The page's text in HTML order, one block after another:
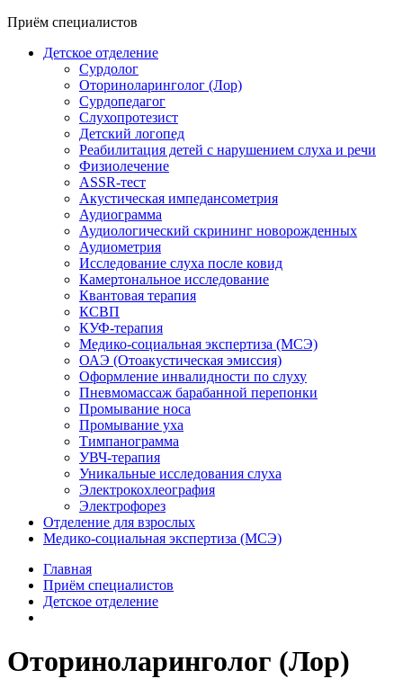
Приём специалистов
Детское отделение
Сурдолог
Оториноларинголог (Лор)
Сурдопедагог
Слухопротезист
Детский логопед
Реабилитация детей с нарушением слуха и речи
Физиолечение
ASSR-тест
Акустическая импедансометрия
Аудиограмма
Аудиологический скрининг новорожденных
Аудиометрия
Исследование слуха после ковид
Камертональное исследование
Квантовая терапия
КСВП
КУФ-терапия
Медико-социальная экспертиза (МСЭ)
ОАЭ (Отоакустическая эмиссия)
Оформление инвалидности по слуху
Пневмомассаж барабанной перепонки
Промывание носа
Промывание уха
Тимпанограмма
УВЧ-терапия
Уникальные исследования слуха
Электрокохлеография
Электрофорез
Отделение для взрослых
Медико-социальная экспертиза (МСЭ)
Главная
Приём специалистов
Детское отделение
Оториноларинголог (Лор)